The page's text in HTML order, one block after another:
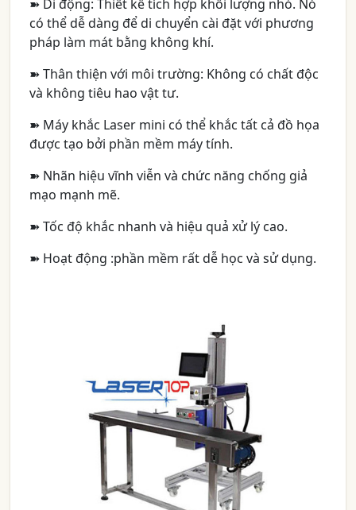
➽ Di động: Thiết kế tích hợp khối lượng nhỏ. Nó
có thể dễ dàng để di chuyển cài đặt với phương
pháp làm mát bằng không khí.
➽ Thân thiện với môi trường: Không có chất độc
và không tiêu hao vật tư.
➽ Máy khắc Laser mini có thể khắc tất cả đồ họa
được tạo bởi phần mềm máy tính.
➽ Nhãn hiệu vĩnh viễn và chức năng chống giả
mạo mạnh mẽ.
➽ Tốc độ khắc nhanh và hiệu quả xử lý cao.
➽ Hoạt động :phần mềm rất dễ học và sử dụng.